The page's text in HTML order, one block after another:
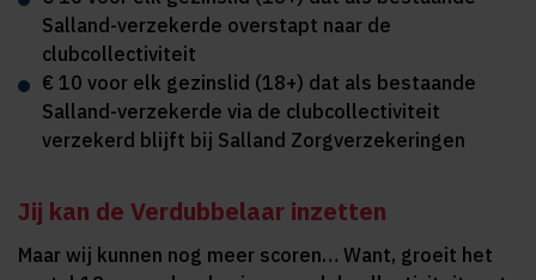
Salland-verzekerde overstapt naar de
clubcollectiviteit
€ 10 voor elk gezinslid (18+) dat als bestaande
Salland-verzekerde via de clubcollectiviteit
verzekerd blijft bij Salland Zorgverzekeringen
Jij kan de Verdubbelaar inzetten
Maar wij kunnen nog meer scoren… Want, groeit het